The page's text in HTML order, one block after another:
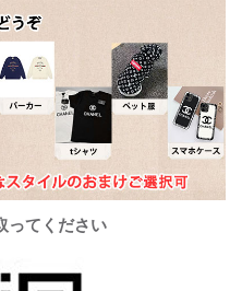
ってください